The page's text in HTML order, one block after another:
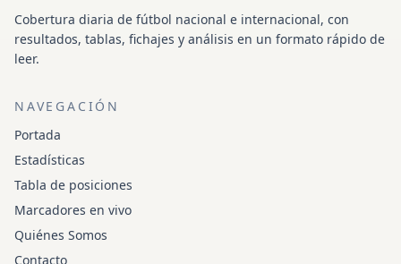
Cobertura diaria de fútbol nacional e internacional, con
resultados, tablas, fichajes y análisis en un formato rápido de
leer.
NAVEGACIÓN
Portada
Estadísticas
Tabla de posiciones
Marcadores en vivo
Quiénes Somos
Contacto